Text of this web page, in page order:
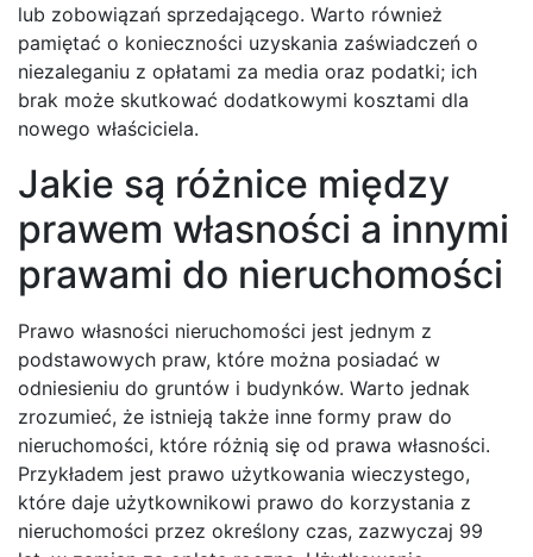
lub zobowiązań sprzedającego. Warto również
pamiętać o konieczności uzyskania zaświadczeń o
niezaleganiu z opłatami za media oraz podatki; ich
brak może skutkować dodatkowymi kosztami dla
nowego właściciela.
Jakie są różnice między
prawem własności a innymi
prawami do nieruchomości
Prawo własności nieruchomości jest jednym z
podstawowych praw, które można posiadać w
odniesieniu do gruntów i budynków. Warto jednak
zrozumieć, że istnieją także inne formy praw do
nieruchomości, które różnią się od prawa własności.
Przykładem jest prawo użytkowania wieczystego,
które daje użytkownikowi prawo do korzystania z
nieruchomości przez określony czas, zazwyczaj 99